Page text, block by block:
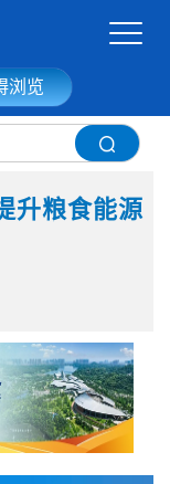
走进益阳
浏览
升粮食能源